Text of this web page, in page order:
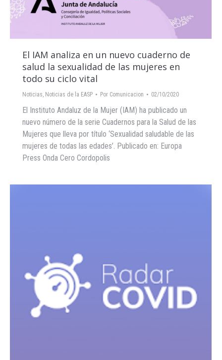
El IAM analiza en un nuevo cuaderno de
salud la sexualidad de las mujeres en
todo su ciclo vital
Noticias, Noticias de la EASP Por Comunicacion 02/10/2020
El Instituto Andaluz de la Mujer (IAM) ha publicado un
nuevo número de la serie Cuadernos para la Salud de las
Mujeres que lleva por título ‘Sexualidad saludable de las
mujeres de todas las edades’. Publicado en: Europa
Press Onda Cero Cordopolis